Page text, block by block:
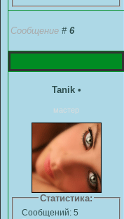
Сообщение # 6
Tanik •
мастер
Статистика:
Сообщений: 5